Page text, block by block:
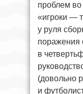
проблем
«игроки —
у руля
поражения
в
(довольно
и